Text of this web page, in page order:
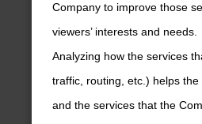
Company to improve those
viewers’ interests and needs.
Analyzing how the services
traffic, routing, etc.) helps
and the services that the